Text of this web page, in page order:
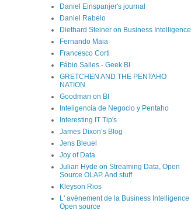
Daniel Einspanjer's journal
Daniel Rabelo
Diethard Steiner on Business Intelligence
Fernando Maia
Francesco Corti
Fábio Salles - Geek BI
GRETCHEN AND THE PENTAHO
NATION
Goodman on BI
Inteligencia de Negocio y Pentaho
Interesting IT Tip's
James Dixon’s Blog
Jens Bleuel
Joy of Data
Julian Hyde on Streaming Data, Open
Source OLAP. And stuff
Kleyson Rios
L' avènement de la Business Intelligence
Open source